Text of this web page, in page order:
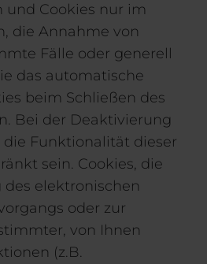
Cookies nur im
die Annahme von
Fälle oder generell
das automatische
beim Schließen des
Bei der Deaktivierung
die Funktionalität dieser
sein. Cookies, die
elektronischen
oder zur
von Ihnen
(z.B.